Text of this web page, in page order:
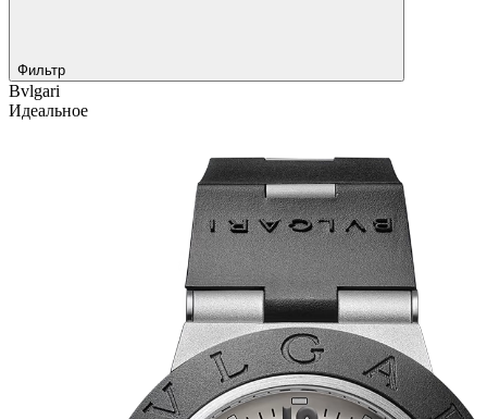
Фильтр
Bvlgari
Идеальное